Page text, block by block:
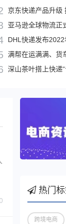
5月30日消息,在世界
来临之际,京...
物流资讯 . 阅
京东快递产品升级
亚马逊全球物流正
DHL快递发布
满帮在运满满、货车帮
深山茶叶搭上快递“
热门
跨境电商